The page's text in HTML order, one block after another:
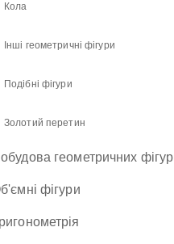
Кола
Інші геометричні фігури
Подібні фігури
Золотий перетин
геометричних фігур
фігури